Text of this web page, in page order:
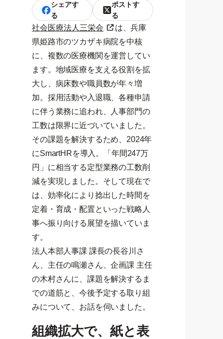
シェアす
る
ポストす
る
社会医療法人三栄会
は、兵庫
県姫路市のツカザキ病院を中核
に、複数の医療機関を運営してい
ます。地域医療を支える役割を拡
大し、病床数や職員数が年々増
加。採用活動や入退職、各種申請
に伴う業務に追われ、人事部門の
工数は限界に近づいていました。
その課題を解決するため、2024年
にSmartHRを導入。「年間247万
円」に相当する定型業務の工数削
減を実現しました。そして現在で
は、効率化により捻出した時間を
定着・育成・配置といった戦略人
事へ振り向ける展望を描いていま
す。
法人本部人事課 課長の長谷川さ
ん、主任の鳴瀬さん、企画課 主任
の木村さんに、課題を解決するま
での道筋と、今後予定する取り組
みについて、お話を伺いました。
組織拡大で、紙と表